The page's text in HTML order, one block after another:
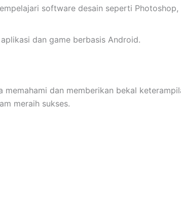
software desain seperti
dan game berbasis Android.
memahami dan memberikan bekal
meraih sukses.